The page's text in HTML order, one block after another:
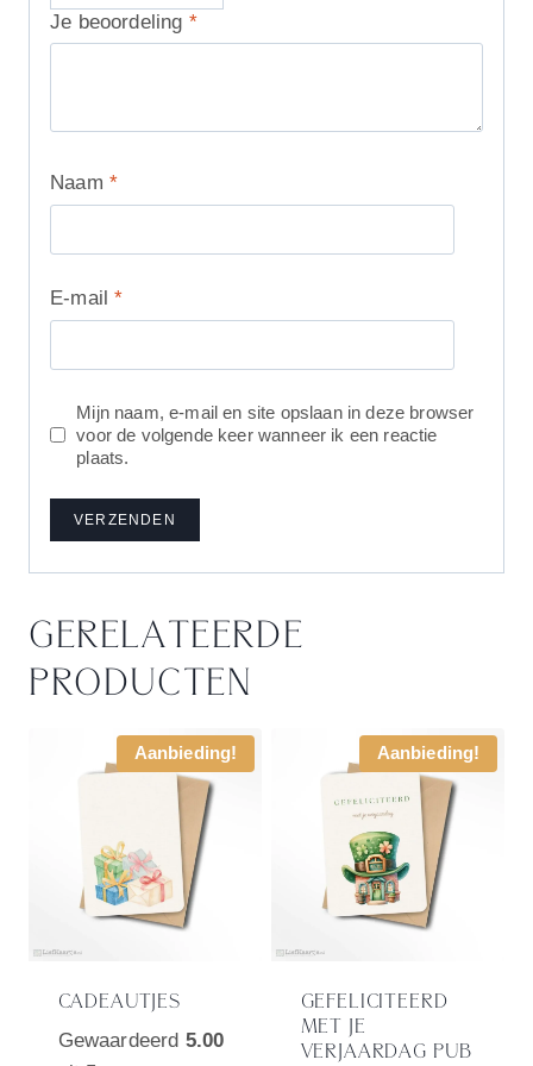
Je beoordeling *
Naam *
E-mail*
Mijn naam, e-mail en site opslaan in deze browser
voor de volgende keer wanneer ik een reactie
plaats.
GERELATEERDE
PRODUCTEN
Aanbieding!
CADEAUTJES
Gewaardeerd 5.00
Aanbieding!
GEFELICITEERD
MET JE
VERJAARDAG PUB